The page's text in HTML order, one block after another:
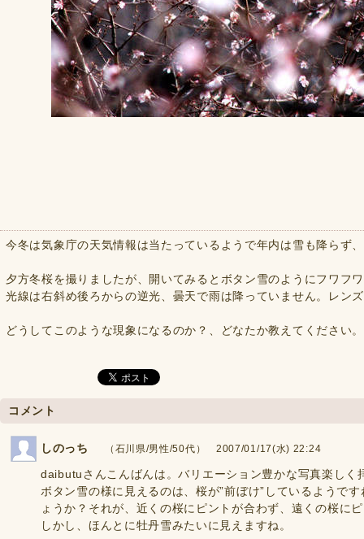
今冬は気象庁の天気情報は当たっているようで年内は雪も降らず
夕方冬桜を撮りましたが、開いてみるとボタン雪のようにフワフ
光線は右斜め後ろからの逆光、曇天で雨は降っていません。レン
どうしてこのような現象になるのか？、どなたか教えてください。
コメント
しのっち （石川県/男性/50代） 2007/01/17(水) 22:24
daibutuさんこんばんは。バリエーション豊かな写真楽しく
ボタン雪の様に見えるのは、桜が”前ぼけ”しているようで
ょうか？それが、近くの桜にピントが合わず、遠くの桜に
しかし、ほんとに牡丹雪みたいに見えますね。